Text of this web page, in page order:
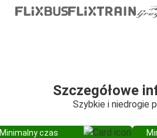
Szczegółowe
Szybkie i niedrogie
Minimalny czas